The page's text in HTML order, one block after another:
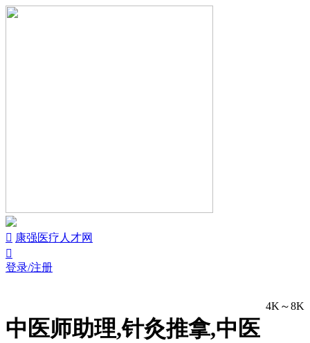
 康强医疗人才网

登录/注册
中医师助理,针灸推拿,中医
4K～8K